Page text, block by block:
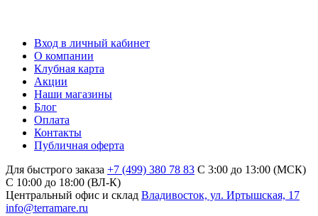
Вход в личный кабинет
О компании
Клубная карта
Акции
Наши магазины
Блог
Оплата
Контакты
Публичная оферта
Для быстрого заказа +7 (499) 380 78 83 С 3:00 до 13:00 (МСК)
C 10:00 до 18:00 (ВЛ-К)
Центральный офис и склад Владивосток, ул. Иртышская, 17
info@terramare.ru